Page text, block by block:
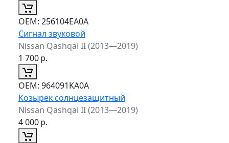
ОЕМ: 256104EA0A
Сигнал звуковой
Nissan Qashqai II (2013—2019)
1 700р.
ОЕМ: 964091KA0A
Козырек солнцезащитный
Nissan Qashqai II (2013—2019)
4 000р.